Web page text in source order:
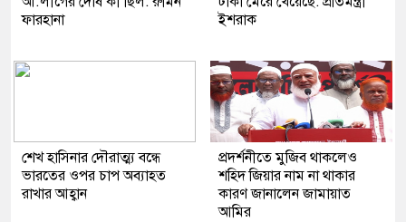
ফারহানা
ইশরাক
শেখ হাসিনার দৌরাত্ম্য বন্ধে
ভারতের ওপর চাপ অব্যাহত
রাখার আহ্বান
প্রদর্শনীতে মুজিব থাকলেও
শহিদ জিয়ার নাম না থাকার
কারণ জানালেন জামায়াত
আমির